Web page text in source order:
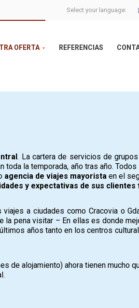
Select your language:
OFERTA REFERENCIAS
. La cartera de servicios de
la temporada, año tras año.
agencia de viajes mayorista en el
y expectativas de sus clientes
a ciudades como Cracovia o
la pena visitar – En ellas es donde
años tanto en los centros
de alojamiento) ahora tienen mucho